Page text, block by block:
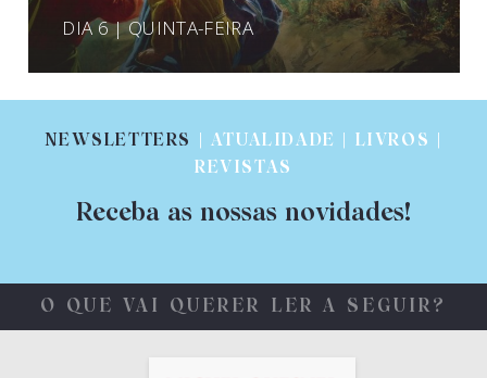
DIA 6 | QUINTA-FEIRA
NEWSLETTERS
| ATUALIDADE | LIVROS |
REVISTAS
Receba as nossas novidades!
O QUE VAI QUERER LER A SEGUIR?